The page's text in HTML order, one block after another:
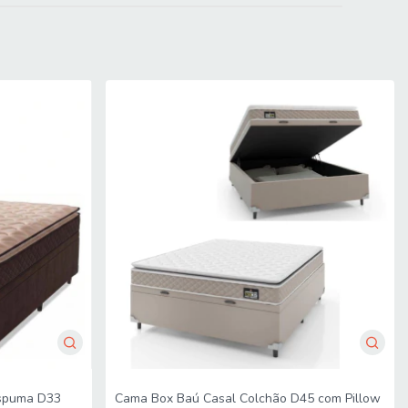
Para locais com portaria, a entrega será feita no piso
do produto são compatíveis com portas, elevadores e
D33
Cama Box Baú Casal Colchão D45 com Pillow